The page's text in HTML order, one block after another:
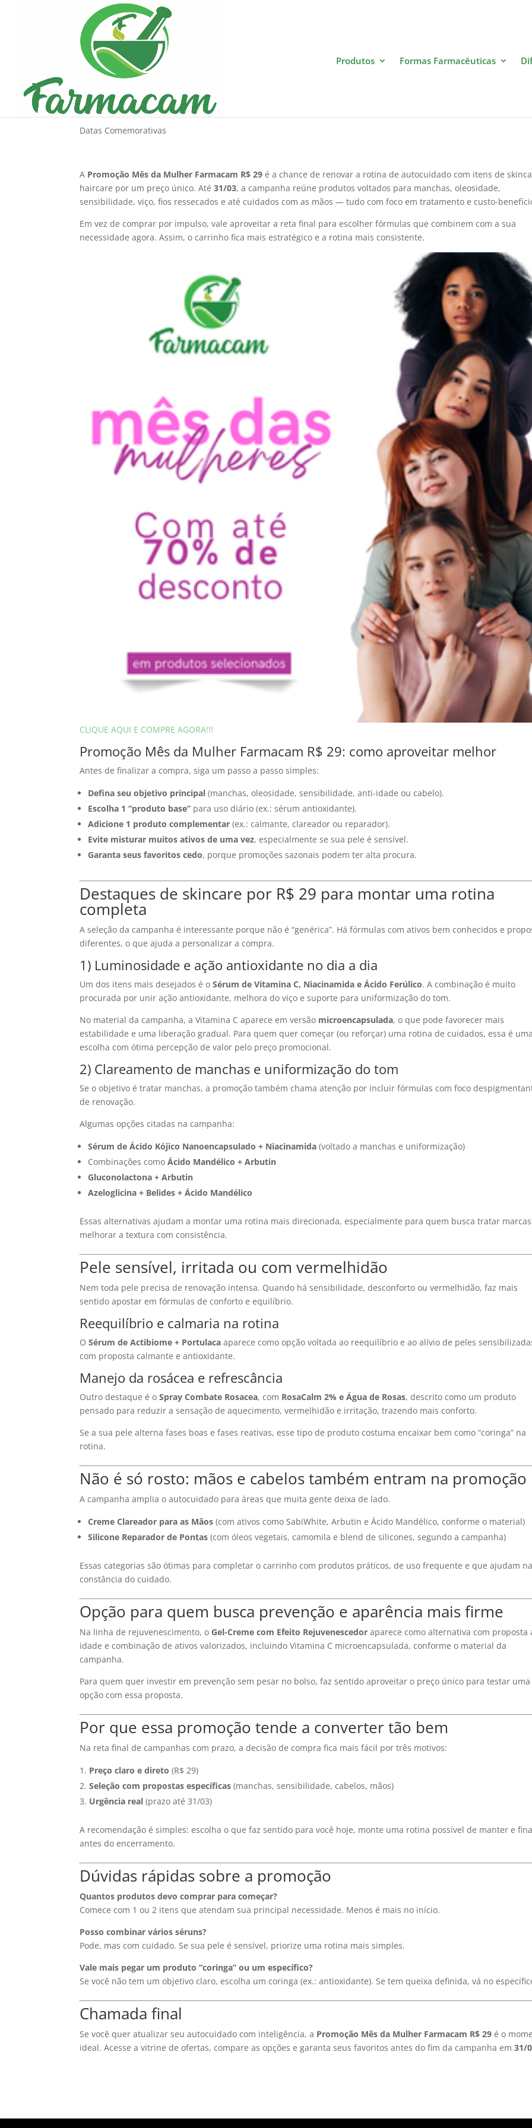
Produtos Formas Farmacêuticas
Última chance: produtos Farmacam por apenas R$29
31/03
Datas Comemorativas
A Promoção Mês da Mulher Farmacam R$ 29 é a chance de renovar a rotina de autocuidado com itens de
haircare por um preço único. Até31/03, a campanha reúne produtos voltados para manchas, oleosidade,
sensibilidade, viço, fios ressecados e até cuidados com as mãos — tudo com foco em tratamento e custo-
Em vez de comprar por impulso, vale aproveitar a reta final para escolher fórmulas que combinem com a sua
necessidade agora. Assim, o carrinho fica mais estratégico e a rotina mais consistente.
CLIQUE AQUI E COMPRE AGORA!!!
Promoção Mês da Mulher Farmacam R$ 29: como aproveitar melhor
Antes de finalizar a compra, siga um passo a passo simples:
Defina seu objetivo principal (manchas, oleosidade, sensibilidade, anti-idade ou cabelo).
Escolha 1 “produto base” para uso diário (ex.: sérum antioxidante).
Adicione 1 produto complementar (ex.: calmante, clareador ou reparador).
Evite misturar muitos ativos de uma vez, especialmente se sua pele é sensível.
Garanta seus favoritos cedo, porque promoções sazonais podem ter alta procura.
Destaques de skincare por R$ 29 para montar uma rotina
completa
A seleção da campanha é interessante porque não é “genérica”. Há fórmulas com ativos bem conhecidos e
diferentes, o que ajuda a personalizar a compra.
1) Luminosidade e ação antioxidante no dia a dia
Um dos itens mais desejados é oSérum de Vitamina C, Niacinamida e Ácido Ferúlico. A combinação é muito
procurada por unir ação antioxidante, melhora do viço e suporte para uniformização do tom.
No material da campanha, a Vitamina C aparece em versão microencapsulada, o que pode favorecer mais
estabilidade e uma liberação gradual. Para quem quer começar (ou reforçar) uma rotina de cuidados, essa é
escolha com ótima percepção de valor pelo preço promocional.
2) Clareamento de manchas e uniformização do tom
Se o objetivo é tratar manchas, a promoção também chama atenção por incluir fórmulas com foco
de renovação.
Algumas opções citadas na campanha:
Sérum de Ácido Kójico Nanoencapsulado + Niacinamida (voltado a manchas e uniformização)
Combinações comoÁcido Mandélico + Arbutin
Gluconolactona + Arbutin
Azeloglicina + Belides + Ácido Mandélico
Essas alternativas ajudam a montar uma rotina mais direcionada, especialmente para quem busca tratar
melhorar a textura com consistência.
Pele sensível, irritada ou com vermelhidão
Nem toda pele precisa de renovação intensa. Quando há sensibilidade, desconforto ou vermelhidão, faz mais
sentido apostar em fórmulas de conforto e equilíbrio.
Reequilíbrio e calmaria na rotina
OSérum de Actibiome + Portulaca aparece como opção voltada ao reequilíbrio e ao alívio de peles
com proposta calmante e antioxidante.
Manejo da rosácea e refrescância
Outro destaque é oSpray Combate Rosacea, com RosaCalm 2% e Água de Rosas, descrito como um produto
pensado para reduzir a sensação de aquecimento, vermelhidão e irritação, trazendo mais conforto.
Se a sua pele alterna fases boas e fases reativas, esse tipo de produto costuma encaixar bem como “coringa” na
rotina.
Não é só rosto: mãos e cabelos também entram na promoção
A campanha amplia o autocuidado para áreas que muita gente deixa de lado.
Creme Clareador para as Mãos (com ativos como SabiWhite, Arbutin e Ácido Mandélico, conforme o material)
Silicone Reparador de Pontas (com óleos vegetais, camomila e blend de silicones, segundo a campanha)
Essas categorias são ótimas para completar o carrinho com produtos práticos, de uso frequente e que ajudam
constância do cuidado.
Opção para quem busca prevenção e aparência mais firme
Na linha de rejuvenescimento, o Gel-Creme com Efeito Rejuvenescedor aparece como alternativa com proposta
idade e combinação de ativos valorizados, incluindo Vitamina C microencapsulada, conforme o material da
campanha.
Para quem quer investir em prevenção sem pesar no bolso, faz sentido aproveitar o preço único para testar uma
opção com essa proposta.
Por que essa promoção tende a converter tão bem
Na reta final de campanhas com prazo, a decisão de compra fica mais fácil por três motivos:
Preço claro e direto (R$ 29)
Seleção com propostas específicas (manchas, sensibilidade, cabelos, mãos)
Urgência real (prazo até 31/03)
A recomendação é simples: escolha o que faz sentido para você hoje, monte uma rotina possível de manter e
antes do encerramento.
Dúvidas rápidas sobre a promoção
Quantos produtos devo comprar para começar?
Comece com 1 ou 2 itens que atendam sua principal necessidade. Menos é mais no início.
Posso combinar vários séruns?
Pode, mas com cuidado. Se sua pele é sensível, priorize uma rotina mais simples.
Vale mais pegar um produto “coringa” ou um específico?
Se você não tem um objetivo claro, escolha um coringa (ex.: antioxidante). Se tem queixa definida, vá no
Chamada final
Se você quer atualizar seu autocuidado com inteligência, a Promoção Mês da Mulher Farmacam R$ 29 é o
ideal. Acesse a vitrine de ofertas, compare as opções e garanta seus favoritos antes do fim da campanha em31/